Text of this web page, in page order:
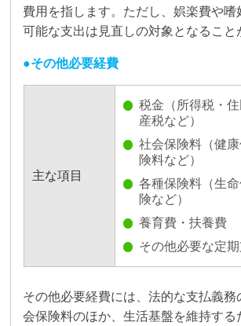
費用を指します。ただし、娯楽費や嗜
可能な支出は見直しの対象となること
その他必要経費
主な項目
税金（所得税・
産税など）
社会保険料（健
険料など）
各種保険料（生
険など）
養育費・扶養費
その他必要な定期
その他必要経費には、法的な支払義務
会保険料のほか、生活基盤を維持する